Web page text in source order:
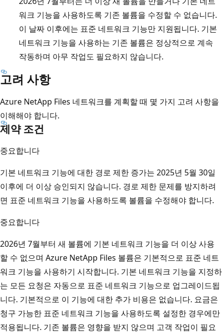
워크 기능을 사용하도록 기존 볼륨을 수정할 수 없습니다.
이 날짜 이후에는 표준 네트워크 기능만 지원됩니다. 기본
네트워크 기능을 사용하는 기존 볼륨은 정상적으로 계속
작동하며 아무 작업도 필요하지 않습니다.
고려 사항
Azure NetApp Files 네트워크를 계획할 때 몇 가지 고려 사항을
이해해야 합니다.
제약 조건
중요합니다
기본 네트워크 기능에 대한 경로 제한 증가는 2025년 5월 30일
이후에 더 이상 승인되지 않습니다. 경로 제한 문제를 방지하려
면 표준 네트워크 기능을 사용하도록 볼륨을 수정해야 합니다.
중요합니다
2026년 7월부터 새 볼륨에 기본 네트워크 기능을 더 이상 사용
할 수 없으며 Azure NetApp Files 볼륨은 기본적으로 표준 네트
워크 기능을 사용하기 시작합니다. 기본 네트워크 기능을 지정하
는 모든 요청은 자동으로 표준 네트워크 기능으로 업그레이드됩
니다. 기본적으로 이 기능에 대한 추가 비용은 없습니다. 요금은
청구 가능한 표준 네트워크 기능을 사용하도록 설정한 경우에만
적용됩니다. 기존 볼륨은 영향을 받지 않으며 고객 작업이 필요